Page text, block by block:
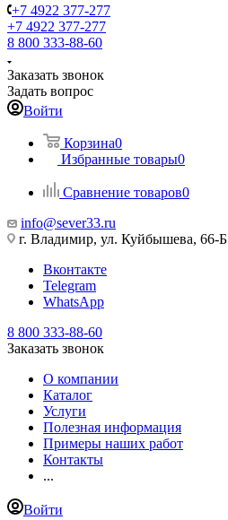
+7 4922 377-277
+7 4922 377-277
8 800 333-88-60
Заказать звонок
Задать вопрос
Войти
Корзина0
Избранные товары0
Сравнение товаров0
info@sever33.ru
г. Владимир, ул. Куйбышева, 66-Б
Вконтакте
Telegram
WhatsApp
8 800 333-88-60
Заказать звонок
О компании
Каталог
Услуги
Полезная информация
Примеры наших работ
Контакты
...
Войти